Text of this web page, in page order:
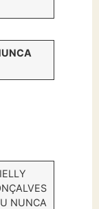
NUNCA